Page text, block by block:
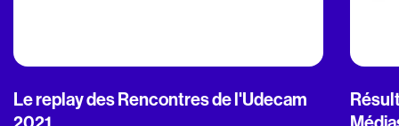
Le replay des Rencontres de l'Udecam